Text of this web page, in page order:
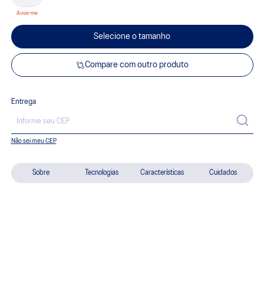
Sobre Tecnologias Características Cuidados
Selecione o tamanho
Compare com outro produto
Entrega
Não sei meu CEP